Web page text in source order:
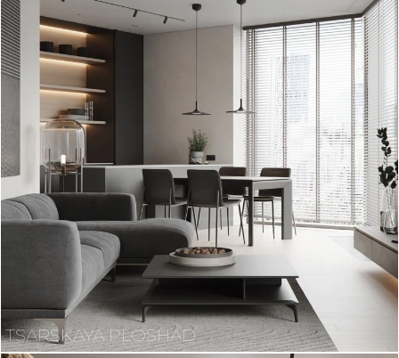
TSARSKAYA PLOSHAD